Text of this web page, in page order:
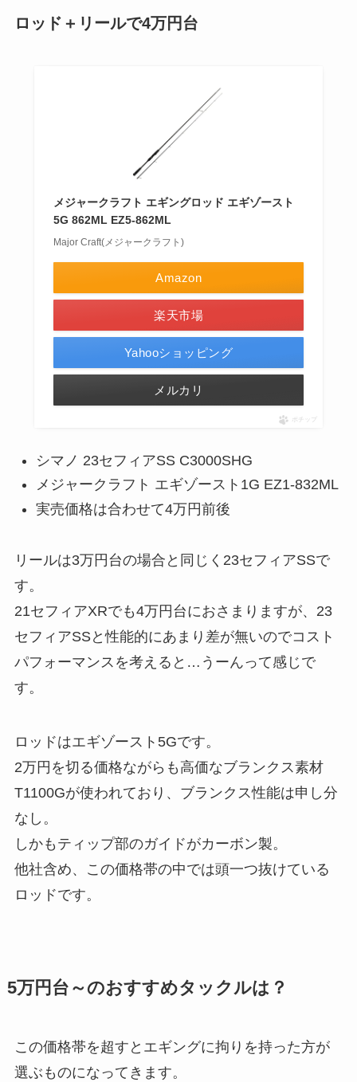
ロッド＋リールで4万円台
メジャークラフト エギングロッド エギゾースト
5G 862ML EZ5-862ML
Major Craft(メジャークラフト)
Amazon
楽天市場
Yahooショッピング
メルカリ
ポチップ
シマノ 23セフィアSS C3000SHG
メジャークラフト エギゾースト1G EZ1-832ML
実売価格は合わせて4万円前後
リールは3万円台の場合と同じく23セフィアSSで
す。
21セフィアXRでも4万円台におさまりますが、23
セフィアSSと性能的にあまり差が無いのでコスト
パフォーマンスを考えると…うーんって感じで
す。
ロッドはエギゾースト5Gです。
2万円を切る価格ながらも高価なブランクス素材
T1100Gが使われており、ブランクス性能は申し分
なし。
しかもティップ部のガイドがカーボン製。
他社含め、この価格帯の中では頭一つ抜けている
ロッドです。
5万円台～のおすすめタックルは？
この価格帯を超すとエギングに拘りを持った方が
選ぶものになってきます。